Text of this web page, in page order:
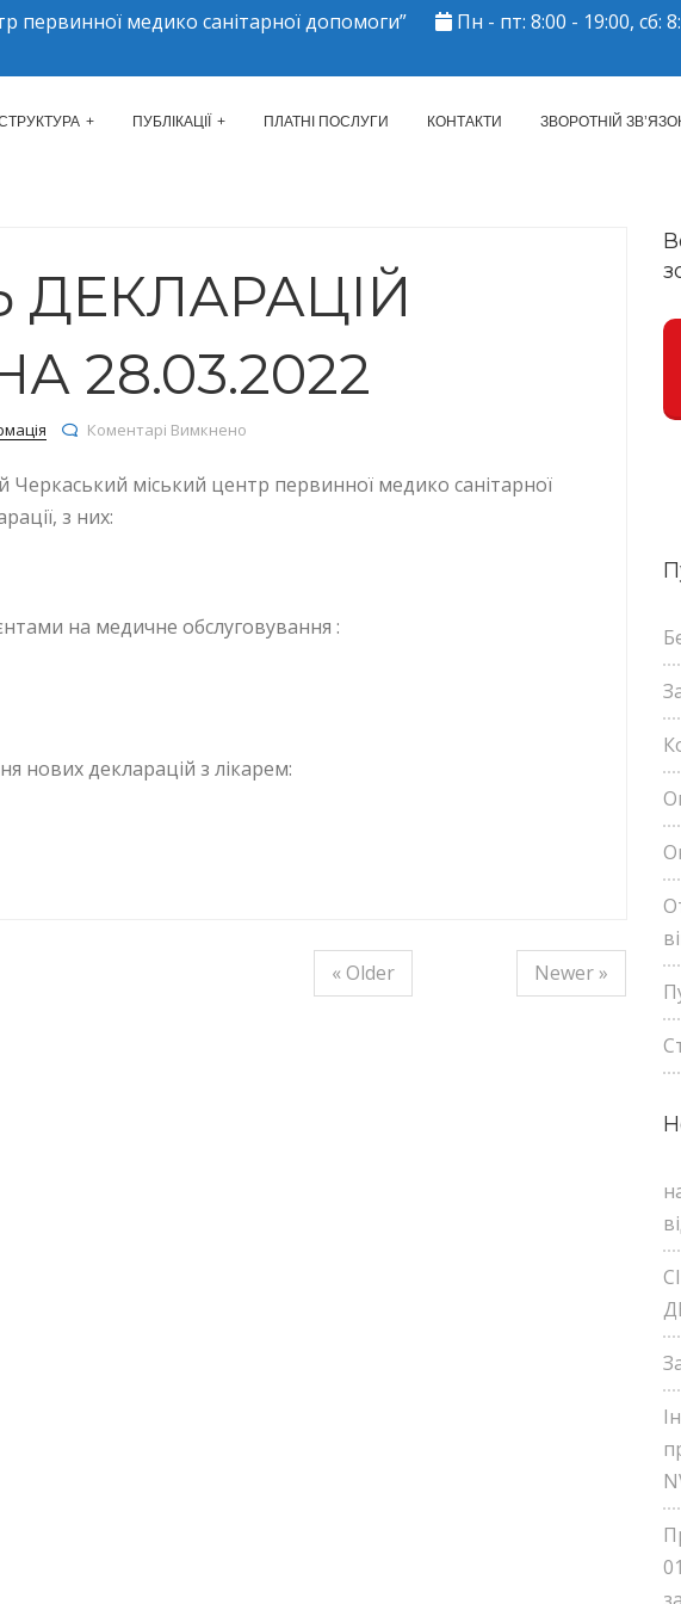
медико санітарної допомоги”
Пн - пт: 8:00 - 19:00, сб:
МІСЬКИЙ ЦЕНТР ПМСД"
ПУБЛІКАЦІЇ ПЛАТНІ ПОСЛУГИ КОНТАКТИ ЗВОРОТНІЙ
ДЕКЛАРАЦІЙ
28.03.2022
Коментарі Вимкнено
міський центр первинної медико санітарної
з них:
на медичне обслуговування :
нових декларацій з лікарем:
« Older
Newer »